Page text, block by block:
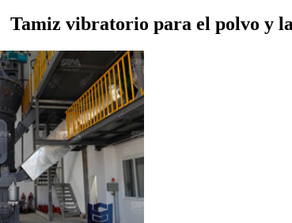
Tamiz vibratorio para el polvo y